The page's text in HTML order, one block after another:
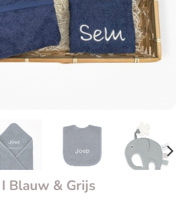
Blauw & Grijs